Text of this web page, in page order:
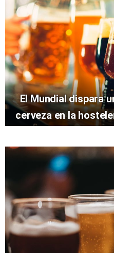
El Mundial dispara
cerveza en la